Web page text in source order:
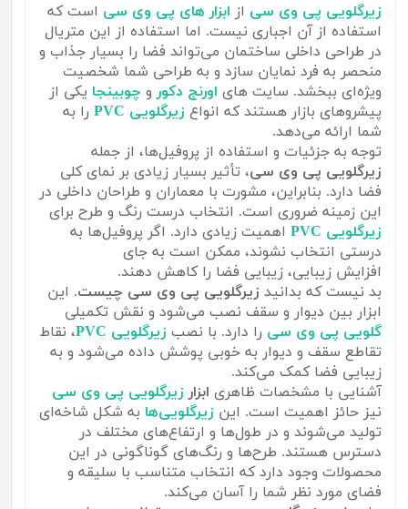
زیرگلویی پی وی سی از ابزار های پی وی سی است که
استفاده از آن اجباری نیست. اما استفاده از این متریال
در طراحی داخلی ساختمان می‌تواند فضا را بسیار جذاب و
منحصر به فرد نمایان سازد و به طراحی شما شخصیت
ویژه‌ای ببخشد. سایت های اورنج دکور و چوبینجا یکی از
پیشروهای بازار هستند که انواع زیرگلویی PVC
را به
شما ارائه می‌دهد.
توجه به جزئیات و استفاده از پروفیل‌ها، از جمله
زیرگلویی پی وی سی، تأثیر بسیار زیادی بر نمای کلی
فضا دارد. بنابراین، مشورت با معماران و طراحان داخلی در
این زمینه ضروری است. انتخاب درست رنگ و طرح برای
زیرگلویی PVC
اهمیت زیادی دارد. اگر پروفیل‌ها به
درستی انتخاب نشوند، ممکن است به جای
افزایش زیبایی، زیبایی فضا را کاهش دهند.
بد نیست که بدانید زیرگلویی پی وی سی چیست. این
ابزار بین دیوار و سقف نصب می‌شود و نقش تکمیلی
گلویی پی وی سی را دارد. با نصب زیرگلویی PVC
، نقاط
تقاطع سقف و دیوار به خوبی پوشش داده می‌شود و به
زیبایی فضا کمک می‌کند.
آشنایی با مشخصات ظاهری ابزار زیرگلویی پی وی سی
نیز حائز اهمیت است. این زیرگلویی‌ها به شکل شاخه‌ای
تولید می‌شوند و در طول‌ها و ارتفاع‌های مختلف در
دسترس هستند. طرح‌ها و رنگ‌های گوناگونی در این
محصولات وجود دارد که انتخاب متناسب با سلیقه و
فضای مورد نظر شما را آسان می‌کند.